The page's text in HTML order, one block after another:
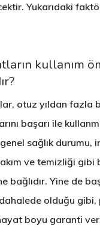
Yukarıdaki
kullanım
otuz yıldan fazla
başarı ile
sağlık durumu,
ve temizliği gibi
bağlıdır. Yine de
olduğu gibi,
boyu garanti